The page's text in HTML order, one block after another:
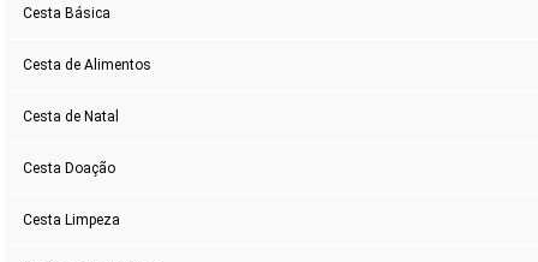
Cesta Básica
Cesta de Alimentos
Cesta de Natal
Cesta Doação
Cesta Limpeza